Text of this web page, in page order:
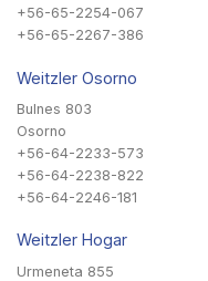
+56-65-2254-067
+56-65-2267-386
Weitzler Osorno
Bulnes 803
Osorno
+56-64-2233-573
+56-64-2238-822
+56-64-2246-181
Weitzler Hogar
Urmeneta 855